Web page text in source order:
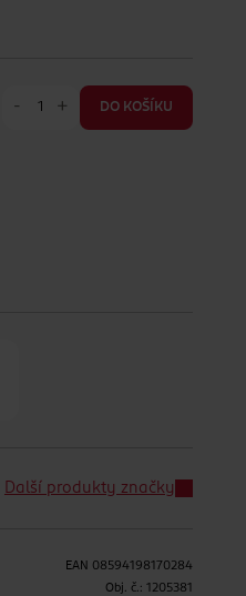
- + DO KOŠÍKU
Další produkty značky
EAN 08594198170284
Obj. č.: 1205381